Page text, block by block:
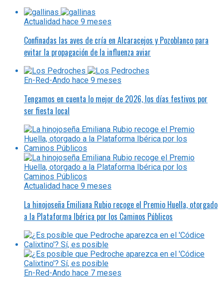
Actualidad hace 9 meses
Confinadas las aves de cría en Alcaracejos y Pozoblanco para
evitar la propagación de la influenza aviar
En-Red-Ando hace 9 meses
Tengamos en cuenta lo mejor de 2026, los días festivos por
ser fiesta local
Actualidad hace 9 meses
La hinojoseña Emiliana Rubio recoge el Premio Huella, otorgado
a la Plataforma Ibérica por los Caminos Públicos
En-Red-Ando hace 7 meses